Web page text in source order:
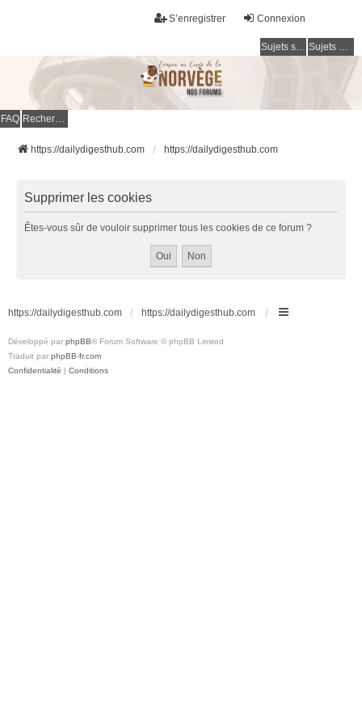
Connexion
S’enregistrer
Sujets sans réponse Sujets actifs
FAQ Rechercher
https://dailydigesthub.com https://dailydigesthub.com
Supprimer les cookies
Êtes-vous sûr de vouloir supprimer tous les cookies de ce forum ?
https://dailydigesthub.com https://dailydigesthub.com
Développé par phpBB® Forum Software © phpBB Limited
Traduit par phpBB-fr.com
Confidentialité | Conditions